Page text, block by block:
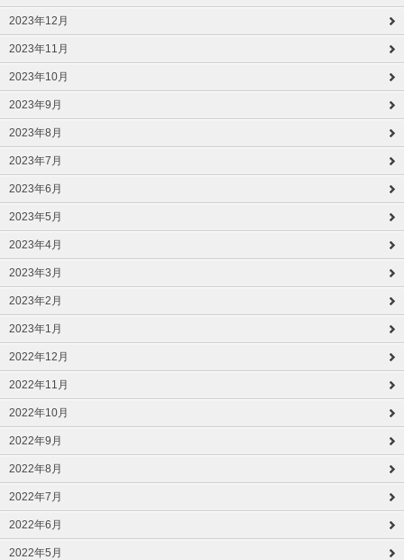
2023年12月
2023年11月
2023年10月
2023年9月
2023年8月
2023年7月
2023年6月
2023年5月
2023年4月
2023年3月
2023年2月
2023年1月
2022年12月
2022年11月
2022年10月
2022年9月
2022年8月
2022年7月
2022年6月
2022年5月